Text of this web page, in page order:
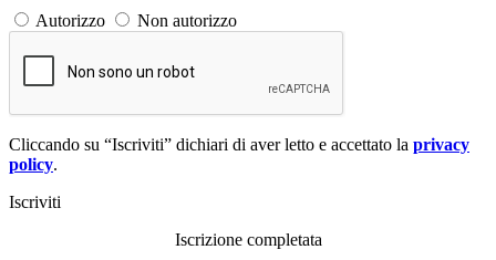
Autorizzo Non autorizzo
Cliccando su “Iscriviti” dichiari di aver letto e accettato la privacy
policy.
Iscriviti
Iscrizione completata